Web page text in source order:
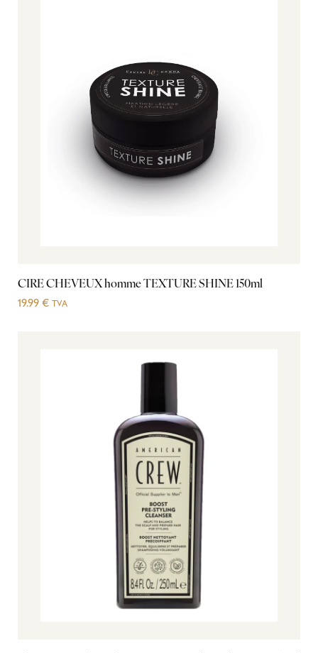
CIRE CHEVEUX homme TEXTURE SHINE 150ml
19.99 € TVA